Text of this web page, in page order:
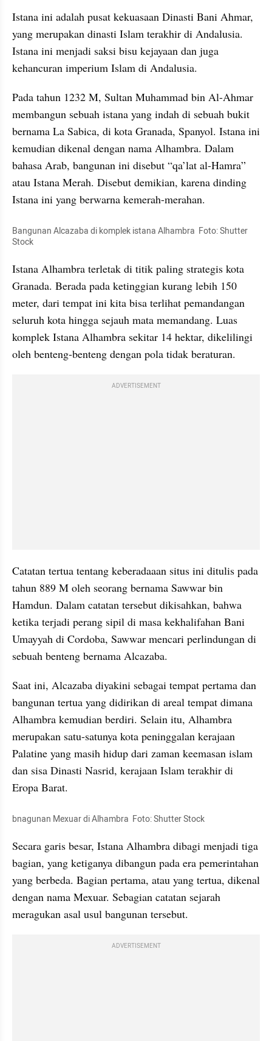
Istana ini adalah pusat kekuasaan Dinasti Bani Ahmar,
yang merupakan dinasti Islam terakhir di Andalusia.
Istana ini menjadi saksi bisu kejayaan dan juga
kehancuran imperium Islam di Andalusia.
Pada tahun 1232 M, Sultan Muhammad bin Al-Ahmar
membangun sebuah istana yang indah di sebuah bukit
bernama La Sabica, di kota Granada, Spanyol. Istana ini
kemudian dikenal dengan nama Alhambra. Dalam
bahasa Arab, bangunan ini disebut “qa’lat al-Hamra”
atau Istana Merah. Disebut demikian, karena dinding
Istana ini yang berwarna kemerah-merahan.
Bangunan Alcazaba di komplek istana Alhambra  Foto: Shutter
Stock
Istana Alhambra terletak di titik paling strategis kota
Granada. Berada pada ketinggian kurang lebih 150
meter, dari tempat ini kita bisa terlihat pemandangan
seluruh kota hingga sejauh mata memandang. Luas
komplek Istana Alhambra sekitar 14 hektar, dikelilingi
oleh benteng-benteng dengan pola tidak beraturan.
ADVERTISEMENT
Catatan tertua tentang keberadaaan situs ini ditulis pada
tahun 889 M oleh seorang bernama Sawwar bin
Hamdun. Dalam catatan tersebut dikisahkan, bahwa
ketika terjadi perang sipil di masa kekhalifahan Bani
Umayyah di Cordoba, Sawwar mencari perlindungan di
sebuah benteng bernama Alcazaba.
Saat ini, Alcazaba diyakini sebagai tempat pertama dan
bangunan tertua yang didirikan di areal tempat dimana
Alhambra kemudian berdiri. Selain itu, Alhambra
merupakan satu-satunya kota peninggalan kerajaan
Palatine yang masih hidup dari zaman keemasan islam
dan sisa Dinasti Nasrid, kerajaan Islam terakhir di
Eropa Barat.
bnagunan Mexuar di Alhambra  Foto: Shutter Stock
Secara garis besar, Istana Alhambra dibagi menjadi tiga
bagian, yang ketiganya dibangun pada era pemerintahan
yang berbeda. Bagian pertama, atau yang tertua, dikenal
dengan nama Mexuar. Sebagian catatan sejarah
meragukan asal usul bangunan tersebut.
ADVERTISEMENT